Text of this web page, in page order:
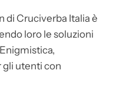
di Cruciverba Italia è
loro le soluzioni
gli utenti con